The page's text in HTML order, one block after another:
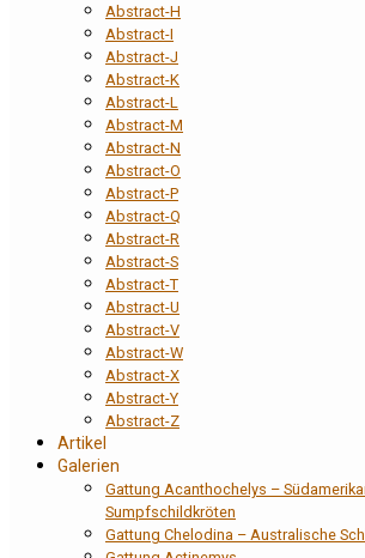
Abstract-H
Abstract-I
Abstract-J
Abstract-K
Abstract-L
Abstract-M
Abstract-N
Abstract-O
Abstract-P
Abstract-Q
Abstract-R
Abstract-S
Abstract-T
Abstract-U
Abstract-V
Abstract-W
Abstract-X
Abstract-Y
Abstract-Z
Artikel
Galerien
Gattung Acanthochelys –
Sumpfschildkröten
Gattung Chelodina – Australische